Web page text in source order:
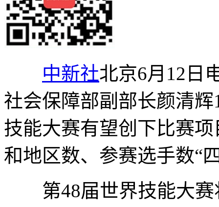
中新社北京6月12日
社会保障部副部长颜清
技能大赛有望创下比赛
和地区数、参赛选手数“
第48届世界技能大赛